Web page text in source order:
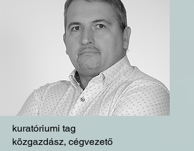
kuratóriumi tag
közgazdász, cégvezető